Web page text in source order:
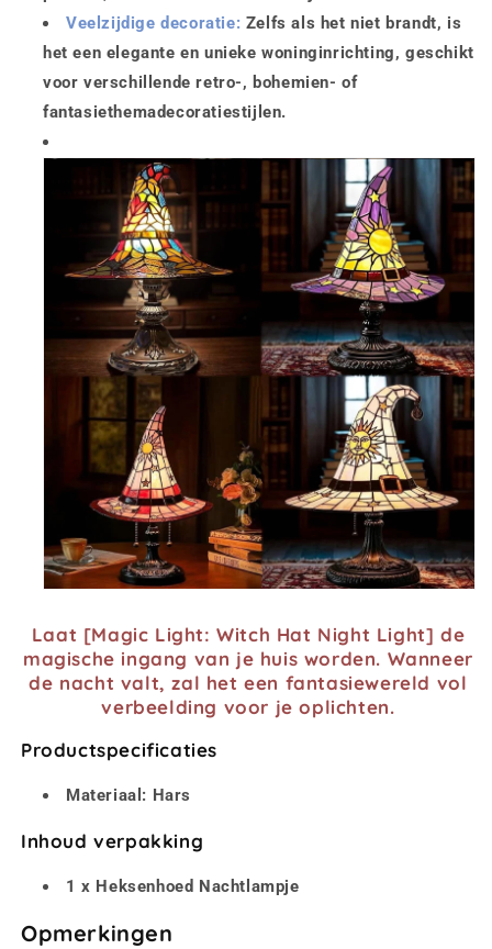
Veelzijdige decoratie: Zelfs als het niet brandt, is
het een elegante en unieke woninginrichting, geschikt
voor verschillende retro-, bohemien- of
fantasiethemadecoratiestijlen.
Laat [Magic Light: Witch Hat Night Light] de
magische ingang van je huis worden. Wanneer
de nacht valt, zal het een fantasiewereld vol
verbeelding voor je oplichten.
Productspecificaties
Materiaal: Hars
Inhoud verpakking
1 x Heksenhoed Nachtlampje
Opmerkingen